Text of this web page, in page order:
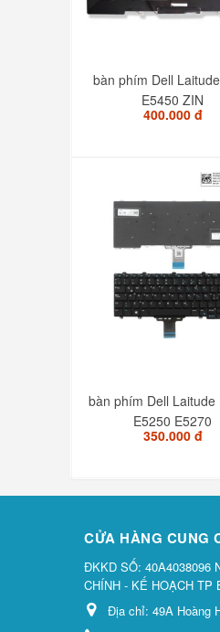
bàn phím Dell
E5450 ZIN
400.000 đ
bàn phím Dell Laitude
E5250 E5270
350.000 đ
CỬA HÀNG CUNG
ĐKKD SỐ: 40A4038096
CHÍNH - KẾ HOẠCH TP
Địa chỉ: 49A Hoàng